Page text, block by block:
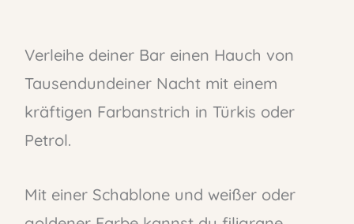
Verleihe deiner Bar einen Hauch von
Tausendundeiner Nacht mit einem
kräftigen Farbanstrich in Türkis oder
Petrol.
Mit einer Schablone und weißer oder